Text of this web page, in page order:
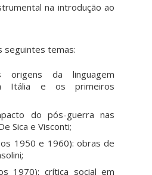
na introdução ao
seguintes temas:
origens da linguagem
Itália e os primeiros
do pós-guerra nas
Sica e Visconti;
1950 e 1960): obras de
1970): crítica social em